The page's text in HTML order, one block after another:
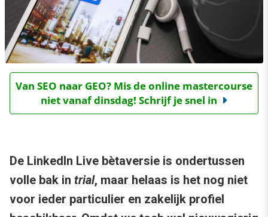
Van SEO naar GEO? Mis de online mastercourse
niet vanaf dinsdag! Schrijf je snel in
De LinkedIn Live bètaversie is ondertussen
volle bak in trial, maar helaas is het nog niet
voor ieder particulier en zakelijk profiel